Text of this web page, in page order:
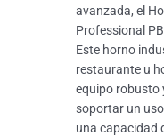
avanzada, el
Professional
Este horno
restaurante u
equipo robusto
soportar un
una capacidad